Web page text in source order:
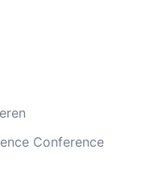
Conference